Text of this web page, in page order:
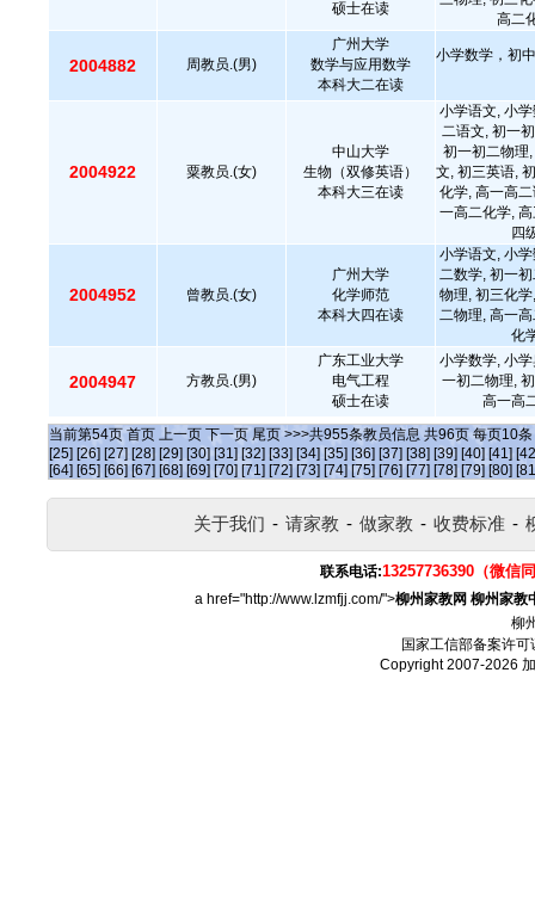
硕士在读
高二
2004882 周教员.(男)
广州大学
数学与应用数学
本科大二在读
小学数学，初
2004922 粟教员.(女)
中山大学
生物（双修英语）
本科大三在读
小学语文, 小
二语文, 初一
初一初二物理
文, 初三英语,
化学, 高一高
一高二化学,
四
2004952 曾教员.(女)
广州大学
化学师范
本科大四在读
小学语文, 小
二数学, 初一
物理, 初三化
二物理, 高一
化
2004947 方教员.(男)
广东工业大学
电气工程
硕士在读
小学数学, 小
一初二物理,
高一高
当前第54页 首页 上一页 下一页 尾页 >>>共955条教员信息 共96页 每页10条
[25] [26] [27] [28] [29] [30] [31] [32] [33] [34] [35] [36] [37] [38] [39] [40] [41]
[64] [65] [66] [67] [68] [69] [70] [71] [72] [73] [74] [75] [76] [77] [78] [79] [80]
关于我们 - 请家教 - 做家教 - 收费标准 -
联系电话:13257736390（微信
a href="http://www.lzmfjj.com/">柳州家教网 柳州家教
柳
国家工信部备案许可
Copyright 2007-2026